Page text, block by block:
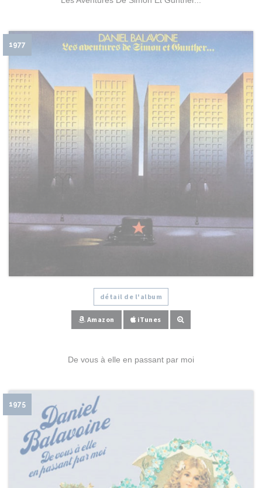
1977
détail de l'album
Amazon iTunes
De vous à elle en passant par moi
1975